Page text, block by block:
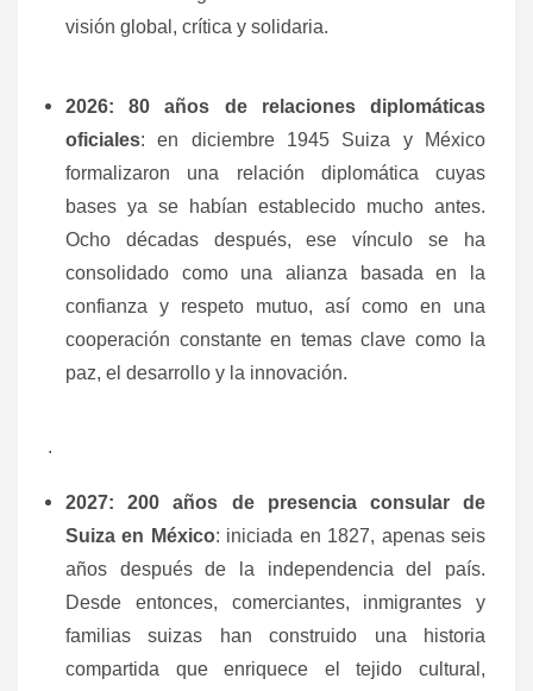
visión global, crítica y solidaria.
2026: 80 años de relaciones diplomáticas
oficiales: en diciembre 1945 Suiza y México
formalizaron una relación diplomática cuyas
bases ya se habían establecido mucho antes.
Ocho décadas después, ese vínculo se ha
consolidado como una alianza basada en la
confianza y respeto mutuo, así como en una
cooperación constante en temas clave como la
paz, el desarrollo y la innovación.
.
2027: 200 años de presencia consular de
Suiza en México: iniciada en 1827, apenas seis
años después de la independencia del país.
Desde entonces, comerciantes, inmigrantes y
familias suizas han construido una historia
compartida que enriquece el tejido cultural,